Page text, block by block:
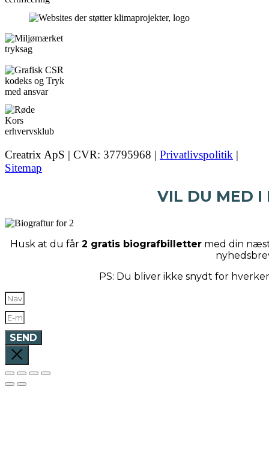
Creatrix ApS | CVR: 37795968 | Privatlivspolitik |
Sitemap
VIL DU MED I
Husk at du får 2 gratis biografbillettermed din
PS: Du bliver ikke snydt for
SEND